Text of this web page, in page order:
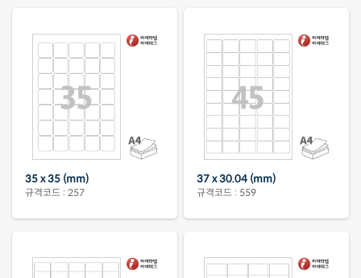
35 x 35 (mm)
규격코드 : 257
37 x 30.04 (mm)
규격코드 : 559